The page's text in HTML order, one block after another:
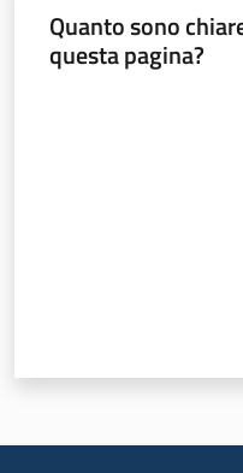
Ambiente
Quanto sono
questa pagina?